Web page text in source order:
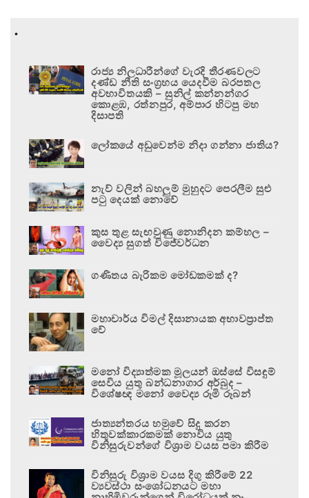
.
රාජ්‍ය නිලධාරීන්ගේ වැරදි තීරණවලට
දණ්ඩ නීති සංග්‍රහය යෙදවීම බරපතල
අවභාවිතයකි – සුනිල් කන්නන්ගර
කොළඹ, රත්නපුර, අම්පාර හිටපු මහ
දිසාපති
ලෝකයේ අඩුවෙන්ම නිදා ගන්නා ජාතිය?
නැව් වලින් බහලුම් මුහුදට පෙරලීම සුළු
පටු දෙයක් නොවේ
කුස තුළ සැඟවුණු නොනිදන කම්හල –
වෛද්‍ය සුගත් විජේවර්ධන
ගණිතය බැරිකම මෝඩකමක් ද?
මහාචාර්ය විමල් දිසානායක අභාවප්‍රාප්ත
වේ
මනෝ විද්‍යාත්මක මූලයන් ඔස්සේ විසඳුම්
සෙවිය යුතු බන්ධනාගාර අර්බුද –
විශේෂඥ මනෝ වෛද්‍ය රූමි රූබන්
ජාත්‍යන්තරය හමුවේ සිදු කරන
හිතුවක්කාරකමක් නොවිය යුතු
විනිසුරුවන්ගේ විශ්‍රාම වයස පමා කිරීම
විනිසුරු විශ්‍රාම වයස දිගු කිරීමේ 22
ව්‍යවස්ථා සංශෝධනයට මහා